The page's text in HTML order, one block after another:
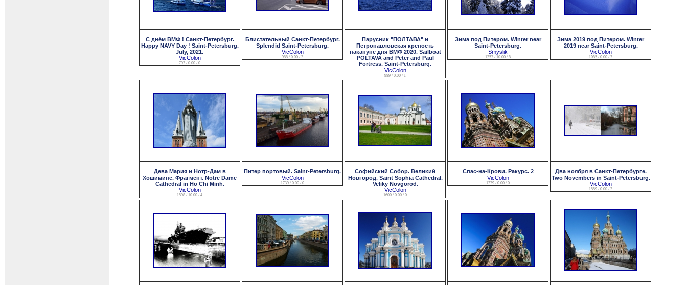
С днём ВМФ ! Санкт-Петербург.
Happy NAVY Day ! Saint-Petersburg.
July, 2021.
VicColon
793 / 0.00 / 0
Блистательный Санкт-Петербург.
Splendid Saint-Petersburg.
VicColon
988 / 0.00 / 2
Парусник "ПОЛТАВА" и
Петропавловская крепость
накануне дня ВМФ 2020. Sailboat
POLTAVA and Peter and Paul
Fortress. Saint-Petersburg.
VicColon
989 / 0.00 / 1
Зима под Питером. Winter near
Saint-Petersburg.
Smyslik
1257 / 10.00 / 8
Зима 2019 под Питером. Winter
2019 near Saint-Petersburg.
VicColon
1085 / 0.00 / 3
Дева Мария и Нотр-Дам в
Хошимине. Фрагмент. Notre Dame
Cathedral in Ho Chi Minh.
VicColon
1598 / 10.00 / 4
Питер портовый. Saint-Petersburg.
VicColon
1739 / 0.00 / 0
Софийский Собор. Великий
Новгород. Saint Sophia Cathedral.
Veliky Novgorod.
VicColon
1600 / 0.00 / 0
Спас-на-Крови. Ракурс. 2
VicColon
1279 / 0.00 / 0
Два ноября в Санкт-Петербурге.
Two Novembers in Saint-Petersburg.
VicColon
1559 / 0.00 / 2